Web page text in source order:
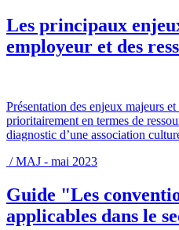
Les principaux
employeur et des
Présentation des enjeux majeurs
prioritairement en termes de
diagnostic d’une association
/ MAJ - mai 2023
Guide "Les
applicables dans le